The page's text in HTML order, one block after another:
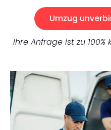
Umzug
Ihre Anfrage ist zu